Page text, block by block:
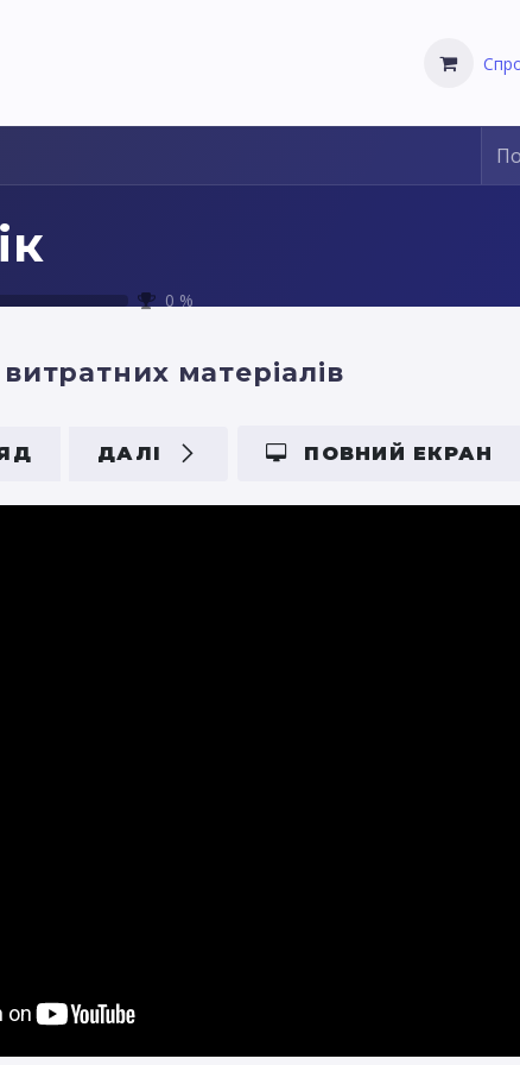
0 %
матеріалів
ДАЛІ ПОВНИЙ ЕКРАН